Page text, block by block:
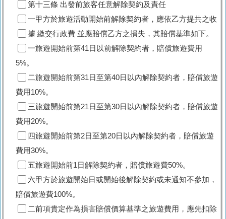
第十三條 出發前旅客任意解除契約及責任
一甲方於旅遊活動開始前解除契約者，應依乙方提共之收
據 繳交行政費 並應賠償乙方之損失，其賠償基準如下。
一旅遊開始前第41日以前解除契約者，賠償旅遊費用
5%。
二旅遊開始前第31日至第40日以內解除契約者，賠償旅遊
費用10%。
三旅遊開始前第21日至第30日以內解除契約者，賠償旅遊
費用20%。
四旅遊開始前第2日至第20日以內解除契約者，賠償旅遊
費用30%。
五旅遊開始前1日解除契約者，賠償旅遊費50%。
六甲方於旅遊開始日或開始後解除契約或未通知不參加，
賠償旅遊費100%。
二前項貴定作為損害賠償價算基準之旅遊費用，應先扣除